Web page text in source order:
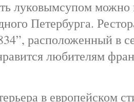
луковымсупом можно
Петербурга.
расположенный в
любителям
в европейском